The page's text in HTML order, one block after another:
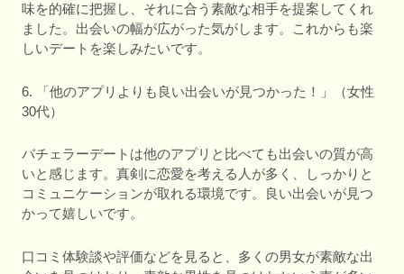
味を的確に把握し、それに合う素敵な相手を提案してくれ
ました。出会いの幅が広がった気がします。これからも楽
しいデートを楽しみたいです。
6. 「他のアプリよりも良い出会いが見つかった！」（女性
30代）
バチェラーデートは他のアプリと比べても出会いの質が高
いと感じます。真剣に恋愛を考える人が多く、しっかりと
コミュニケーションが取れる環境です。良い出会いが見つ
かって嬉しいです。
口コミ体験談や評価などを見ると、多くの男女が素敵な出